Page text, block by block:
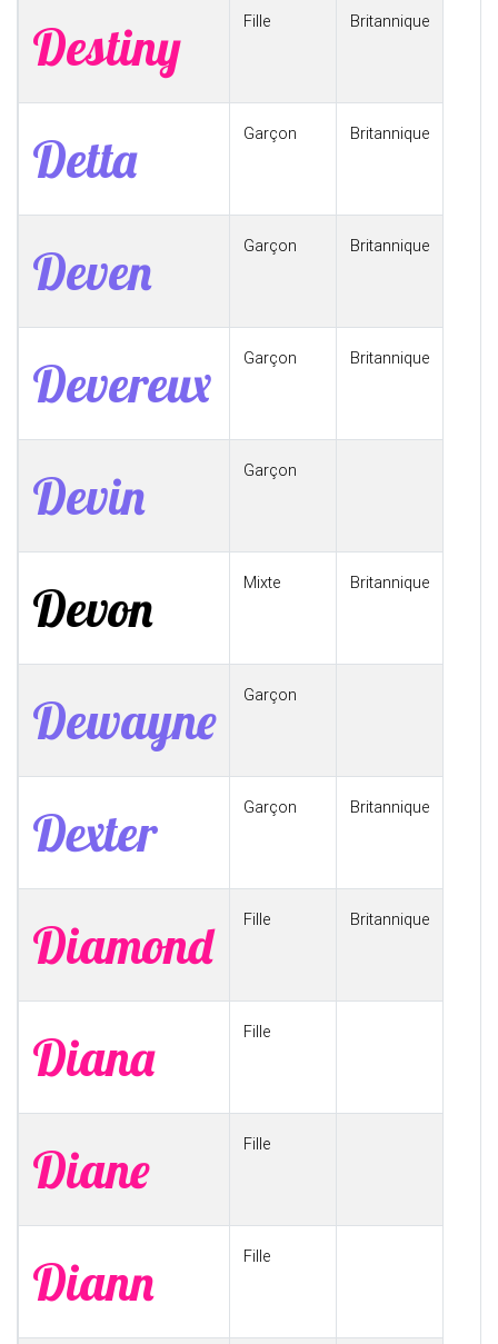
Destiny Fille Britannique
Detta Garçon Britannique
Deven Garçon Britannique
Devereux Garçon Britannique
Devin Garçon
Devon Mixte Britannique
Dewayne Garçon
Dexter Garçon Britannique
Diamond Fille Britannique
Diana Fille
Diane Fille
Diann Fille